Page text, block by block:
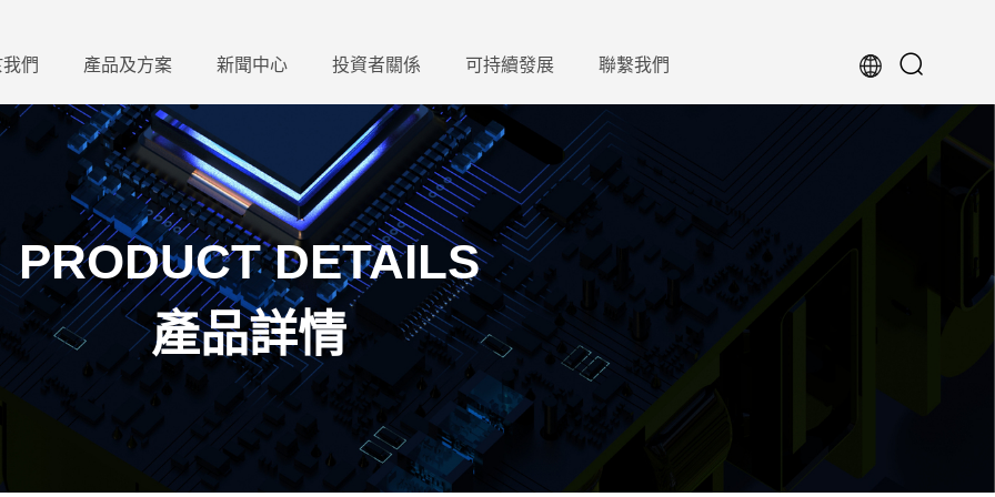
們 產品及方案 新聞中心 投資者關係 可持續發展 聯繫我們
PRODUCT DETAILS
產品詳情